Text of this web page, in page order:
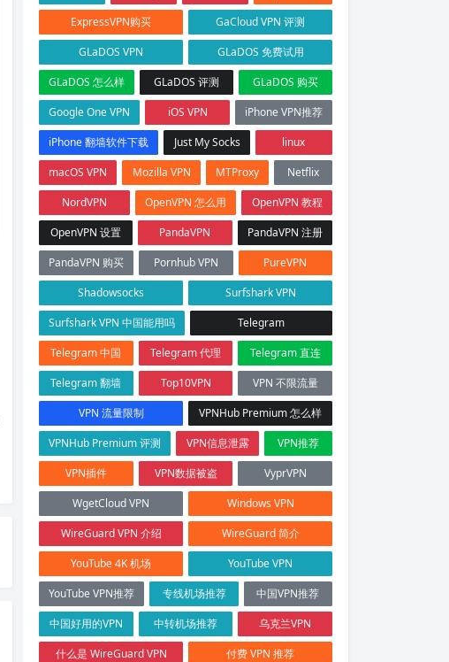
ExpressVPN购买
GaCloud VPN 评测
GLaDOS VPN
GLaDOS 免费试用
GLaDOS 怎么样
GLaDOS 评测
GLaDOS 购买
Google One VPN
iOS VPN
iPhone VPN推荐
iPhone 翻墙软件下载
Just My Socks
linux
macOS VPN
Mozilla VPN MTProxy
Netflix
NordVPN
OpenVPN 怎么用
OpenVPN 教程
OpenVPN 设置
PandaVPN
PandaVPN 注册
PandaVPN 购买
Pornhub VPN
PureVPN
Shadowsocks
Surfshark VPN
Surfshark VPN 中国能用吗
Telegram
Telegram 中国
Telegram 代理
Telegram 直连
Telegram 翻墙
Top10VPN
VPN 不限流量
VPN 流量限制
VPNHub Premium 怎么样
VPNHub Premium 评测
VPN信息泄露
VPN推荐
VPN插件
VPN数据被盗
VyprVPN
WgetCloud VPN
Windows VPN
WireGuard VPN 介绍
WireGuard 简介
YouTube 4K 机场
YouTube VPN
YouTube VPN推荐
专线机场推荐
中国VPN推荐
中国好用的VPN
中转机场推荐
乌克兰VPN
什么是 WireGuard VPN
付费 VPN 推荐